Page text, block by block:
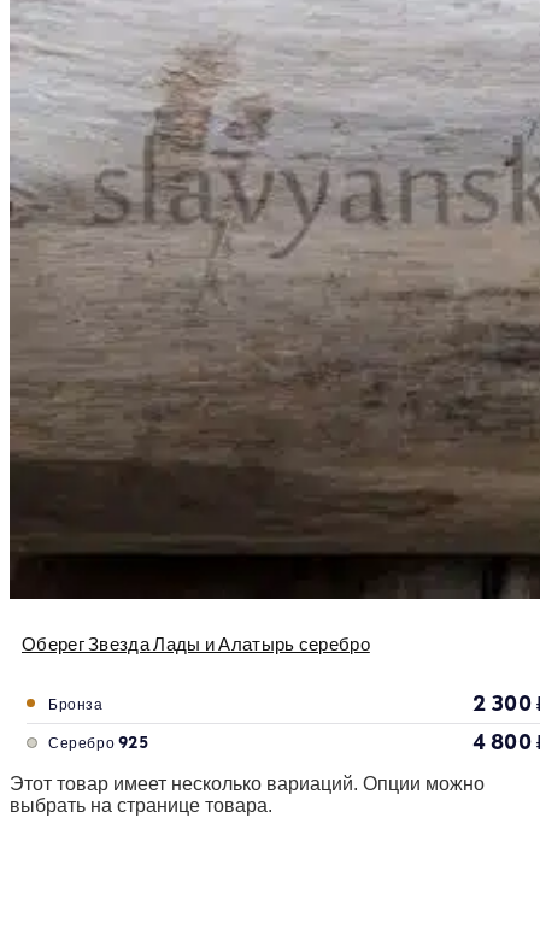
Оберег Звезда Лады и Алатырь серебро
Бронза 2 300
Серебро 925 4 800
Этот товар имеет несколько вариаций. Опции можно
выбрать на странице товара.